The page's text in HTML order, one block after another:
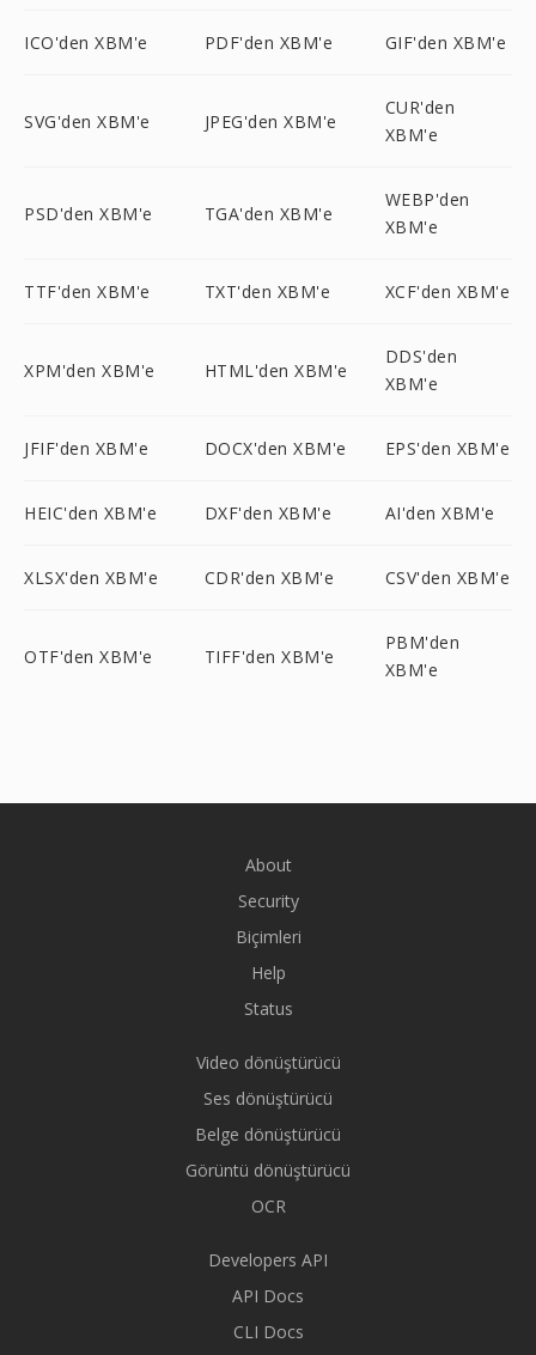
ICO'den XBM'e PDF'den XBM'e GIF'den XBM'e
SVG'den XBM'e JPEG'den XBM'e
CUR'den
XBM'e
PSD'den XBM'e TGA'den XBM'e
WEBP'den
XBM'e
TTF'den XBM'e TXT'den XBM'e XCF'den XBM'e
XPM'den XBM'e HTML'den XBM'e
DDS'den
XBM'e
JFIF'den XBM'e DOCX'den XBM'e EPS'den XBM'e
HEIC'den XBM'e DXF'den XBM'e AI'den XBM'e
XLSX'den XBM'e CDR'den XBM'e CSV'den XBM'e
OTF'den XBM'e TIFF'den XBM'e
PBM'den
XBM'e
About
Security
Biçimleri
Help
Status
Video dönüştürücü
Ses dönüştürücü
Belge dönüştürücü
Görüntü dönüştürücü
OCR
Developers API
API Docs
CLI Docs